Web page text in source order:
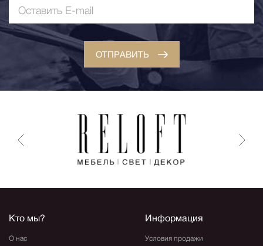
ОТПРАВИТЬ
Кто мы?
О нас
Информация
Условия продажи